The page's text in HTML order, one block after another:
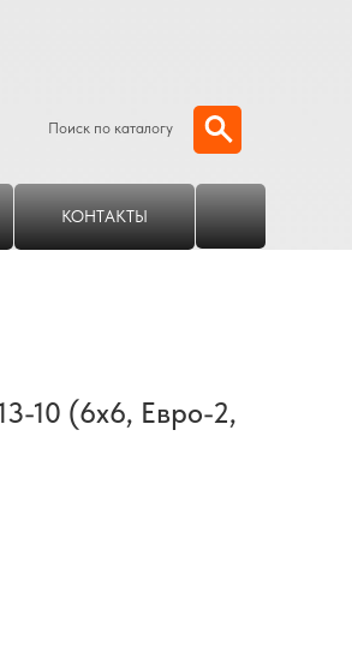
Поиск по каталогу
КОНТАКТЫ
10 (6х6, Евро-2,